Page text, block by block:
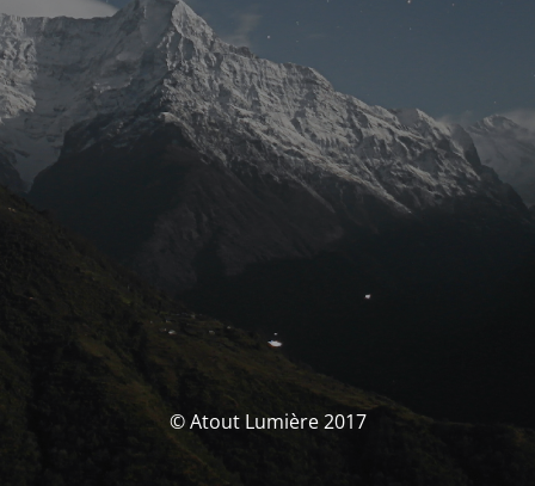
© Atout Lumière 2017